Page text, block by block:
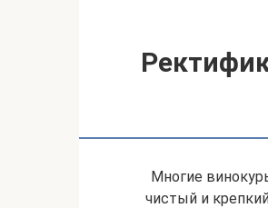
Многие
чистый и